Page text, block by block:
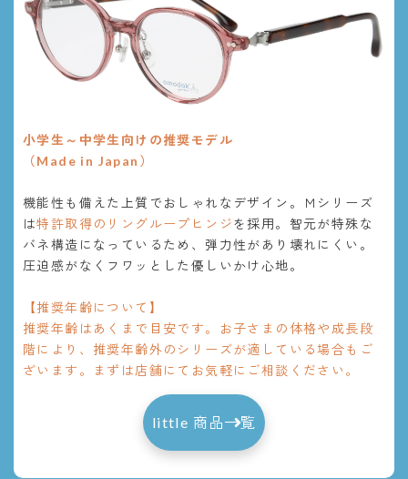
小学生～中学生向けの推奨モデル
（Made in Japan）
機能性も備えた上質でおしゃれなデザイン。Ｍシリーズ
は特許取得のリングループヒンジを採用。智元が特殊な
バネ構造になっているため、弾力性があり壊れにくい。
圧迫感がなくフワッとした優しいかけ心地。
【推奨年齢について】
推奨年齢はあくまで目安です。お子さまの体格や成長段
階により、推奨年齢外のシリーズが適している場合もご
ざいます。まずは店舗にてお気軽にご相談ください。
little 商品一覧